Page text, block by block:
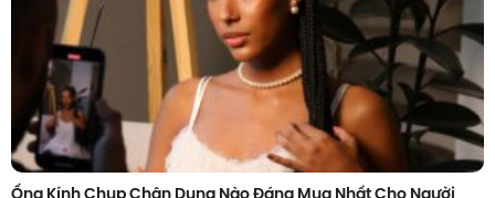
Ống Kính Chụp Chân Dung Nào Đáng Mua Nhất Cho Người